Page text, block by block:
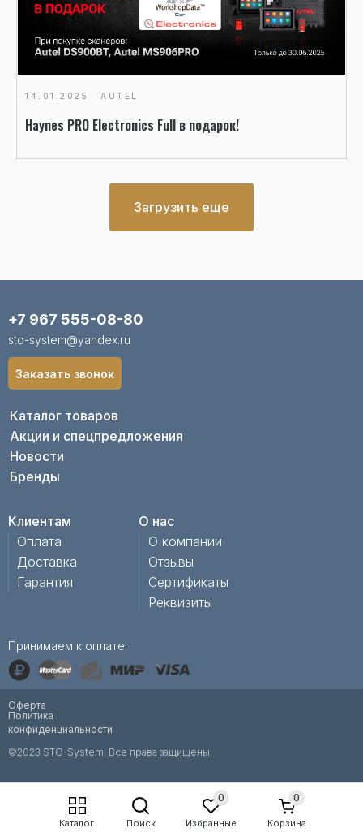
Поиск
Каталог Избранные Корзина
0 0
14.01.2025 AUTEL
Haynes PRO Electronics Full в подарок!
Загрузить еще
Каталог товаров
Акции и спецпредложения
Новости
Бренды
Клиентам
Оплата
Доставка
Гарантия
О нас
О компании
Отзывы
Сертификаты
Реквизиты
+7 967 555-08-80
sto-system@yandex.ru
Принимаем к оплате:
Заказать звонок
©2023 STO-System. Все права защищены.
Политика
конфиденциальности
Оферта